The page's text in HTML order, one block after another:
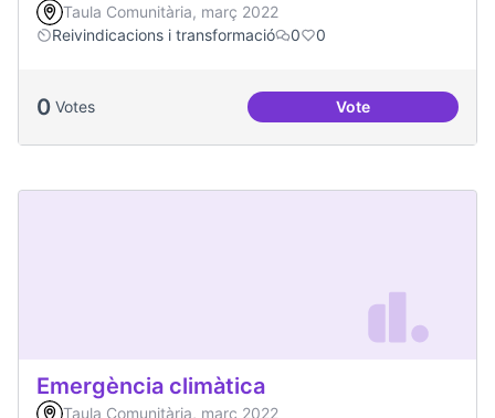
Taula Comunitària, març 2022
Reivindicacions i transformació
0 0
0 Votes VoteSoledat i aïllament
Emergència climàtica
Taula Comunitària, març 2022